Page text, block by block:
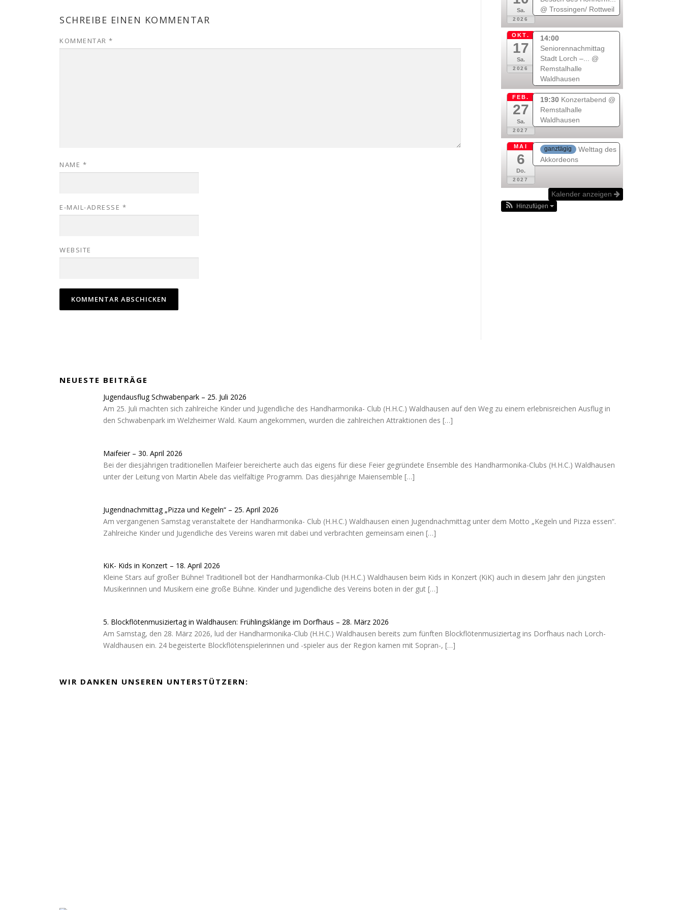
SCHREIBE EINEN KOMMENTAR
KOMMENTAR *
NAME *
E-MAIL-ADRESSE *
WEBSITE
Sa.
2026
@ Trossingen/ Rottweil
OKT.
17
Sa.
2026
14:00
Seniorennachmittag
Stadt Lorch –... @
Remstalhalle
Waldhausen
FEB.
27
Sa.
2027
19:30 Konzertabend @
Remstalhalle
Waldhausen
MAI
6
Do.
2027
ganztägig
Welttag des
Akkordeons
Kalender anzeigen
Hinzufügen
NEUESTE BEITRÄGE
Jugendausflug Schwabenpark – 25. Juli 2026
Am 25. Juli machten sich zahlreiche Kinder und Jugendliche des Handharmonika- Club (H.H.C.) Waldhausen auf den Weg zu einem erlebnisreichen Ausflug in
den Schwabenpark im Welzheimer Wald. Kaum angekommen, wurden die zahlreichen Attraktionen des […]
Maifeier – 30. April 2026
Bei der diesjährigen traditionellen Maifeier bereicherte auch das eigens für diese Feier gegründete Ensemble des Handharmonika-Clubs (H.H.C.) Waldhausen
unter der Leitung von Martin Abele das vielfältige Programm. Das diesjährige Maiensemble […]
Jugendnachmittag „Pizza und Kegeln“ – 25. April 2026
Am vergangenen Samstag veranstaltete der Handharmonika- Club (H.H.C.) Waldhausen einen Jugendnachmittag unter dem Motto „Kegeln und Pizza essen“.
Zahlreiche Kinder und Jugendliche des Vereins waren mit dabei und verbrachten gemeinsam einen […]
KiK- Kids in Konzert – 18. April 2026
Kleine Stars auf großer Bühne! Traditionell bot der Handharmonika-Club (H.H.C.) Waldhausen beim Kids in Konzert (KiK) auch in diesem Jahr den jüngsten
Musikerinnen und Musikern eine große Bühne. Kinder und Jugendliche des Vereins boten in der gut […]
5. Blockflötenmusiziertag in Waldhausen: Frühlingsklänge im Dorfhaus – 28. März 2026
Am Samstag, den 28. März 2026, lud der Handharmonika-Club (H.H.C.) Waldhausen bereits zum fünften Blockflötenmusiziertag ins Dorfhaus nach Lorch-
Waldhausen ein. 24 begeisterte Blockflötenspielerinnen und -spieler aus der Region kamen mit Sopran-, […]
WIR DANKEN UNSEREN UNTERSTÜTZERN: